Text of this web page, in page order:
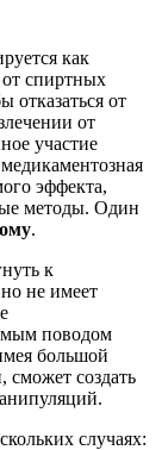
как
от спиртных
отказаться от
от
участие
эффекта,
методы. Один
.
к
не имеет
поводом
большой
создать
случаях: